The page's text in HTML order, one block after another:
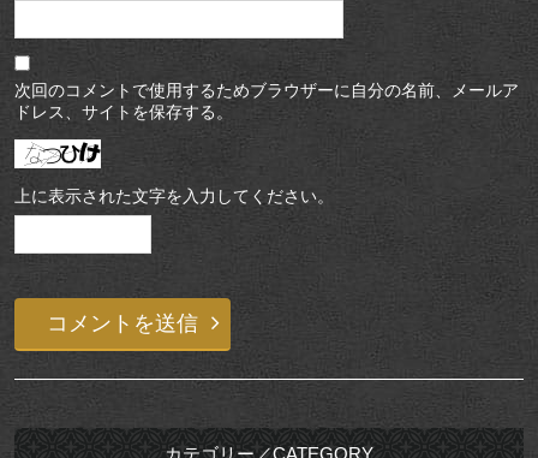
次回のコメントで使用するためブラウザーに自分の名前、メールア
ドレス、サイトを保存する。
上に表示された文字を入力してください。